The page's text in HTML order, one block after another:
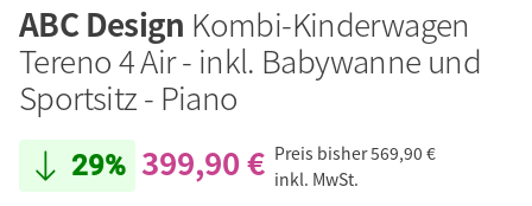
ABC Design Kombi-Kinderwagen
Tereno 4 Air - inkl. Babywanne und
Sportsitz - Piano
29% 399,90 € Preis bisher569,90 €
inkl. MwSt.